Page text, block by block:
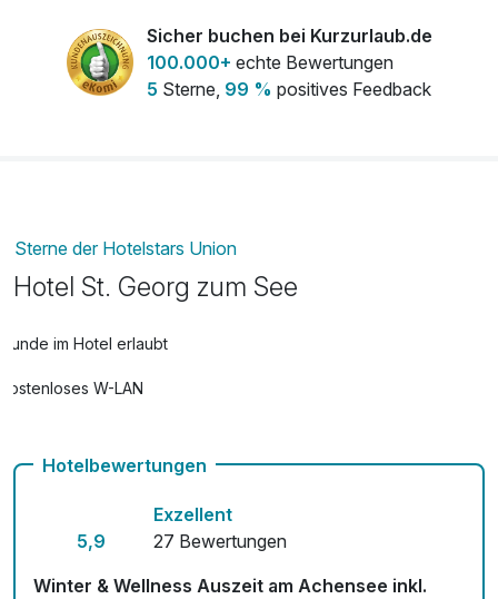
Sicher buchen bei Kurzurlaub.de
100.000+ echte Bewertungen
5 Sterne, 99 % positives Feedback
Sterne der Hotelstars Union
Hotel St. Georg zum See
Hunde im Hotel erlaubt
Kostenloses W-LAN
Hotelbewertungen
5,9
Exzellent
27 Bewertungen
Winter & Wellness Auszeit am Achensee inkl.